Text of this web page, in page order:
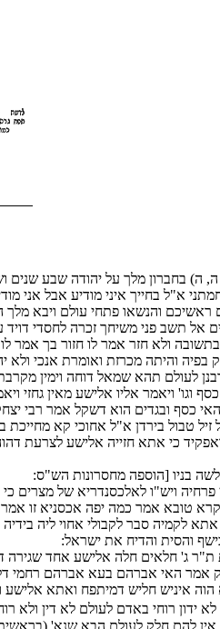
ה) בחברון מלך על יהודה שבע
א"ל בחייך איני מודיע אבל
והנשאו פתחי עולם ויבא
אל תשב פני משיחך זכרה לחסדי
בתשובה ולא חזר אמר לו חזור בך
והיתה מכרזת ואומרת אנכי
לעולם תהא שמאל דוחה וימין
כסף וגו' ויאמר אליו אלישע מאין
האי כסף ובגדים הוא דשקל אמר
בירדן א"ל אחוכי קא מחייכת בי
כי אתא חזייה אלישע
בניו [הוספה מחסרונות הש"ס:
פרחיה ויש"ו לאלכסנדריא של
טובא אמר כמה יפה אכסניא זו
לקמיה סבר לקבולי אחוי ליה
והסית והדיח את ישראל:
ג' חלאים חלה אלישע אחד שגירה
אמר האי אברהם בעא אברהם רחמי
איניש חליש דמיתפח ואתא אלישע
לא ידון רוחי באדם לעולם לא דין
להם חלק לעולם הבא שנא'